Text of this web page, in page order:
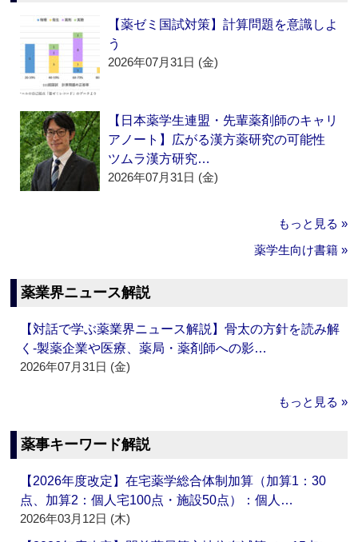
【薬ゼミ国試対策】計算問題を意識しよ
う
2026年07月31日 (金)
【日本薬学生連盟・先輩薬剤師のキャリ
アノート】広がる漢方薬研究の可能性
ツムラ漢方研究…
2026年07月31日 (金)
もっと見る »
薬学生向け書籍 »
薬業界ニュース解説
【対話で学ぶ薬業界ニュース解説】骨太の方針を読み解
く‐製薬企業や医療、薬局・薬剤師への影…
2026年07月31日 (金)
もっと見る »
薬事キーワード解説
【2026年度改定】在宅薬学総合体制加算（加算1：30
点、加算2：個人宅100点・施設50点）：個人…
2026年03月12日 (木)